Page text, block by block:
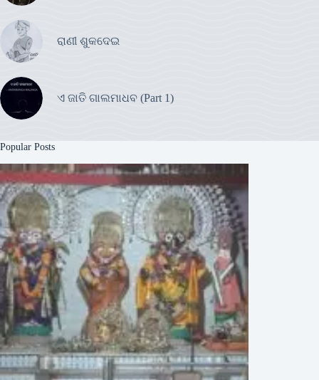
ରାଣୀ ଶୁକଦେଇ
ଏ ଜାତି ଗାଲମାଧବ (Part 1)
Popular Posts